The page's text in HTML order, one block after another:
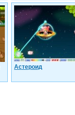
Астероид